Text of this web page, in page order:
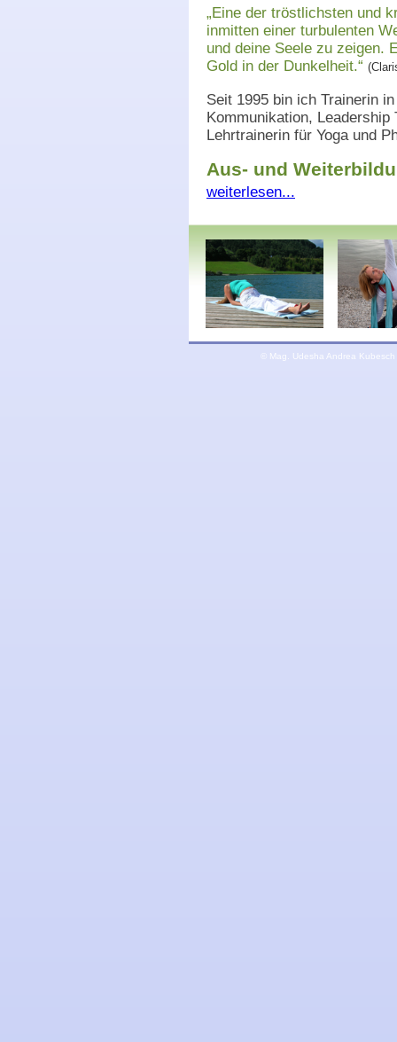
„Eine der tröstlichsten und
inmitten einer turbulenten
und deine Seele zu zeigen.
Gold in der Dunkelheit.“
Seit 1995 bin ich Trainerin
Kommunikation,
Lehrtrainerin für Yoga und
Aus- und
weiterlesen...
© Mag. Udesha Andrea